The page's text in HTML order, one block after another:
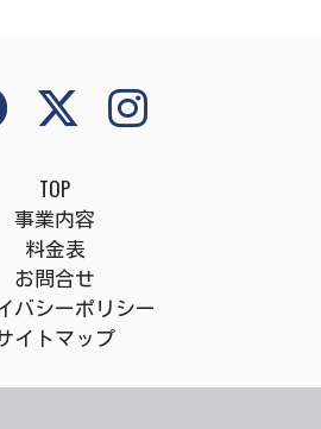
TOP
事業内容
料金表
お問合せ
バシーポリシー
イトマップ